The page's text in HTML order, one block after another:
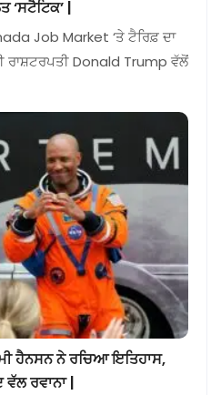
|
Job Market ‘ਤੇ ਟੈਰਿਫ਼ ਦਾ
ਰਾਸ਼ਟਰਪਤੀ Donald Trump ਵੱਲੋਂ
ਹੈਨਸਨ ਨੇ ਰਚਿਆ ਇਤਿਹਾਸ,
ਰਵਾਨਾ |